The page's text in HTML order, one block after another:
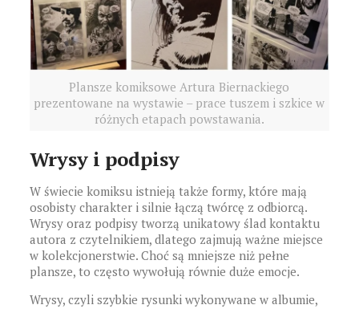
Plansze komiksowe Artura Biernackiego
prezentowane na wystawie – prace tuszem i szkice w
różnych etapach powstawania.
Wrysy i podpisy
W świecie komiksu istnieją także formy, które mają
osobisty charakter i silnie łączą twórcę z odbiorcą.
Wrysy oraz podpisy tworzą unikatowy ślad kontaktu
autora z czytelnikiem, dlatego zajmują ważne miejsce
w kolekcjonerstwie. Choć są mniejsze niż pełne
plansze, to często wywołują równie duże emocje.
Wrysy, czyli szybkie rysunki wykonywane w albumie,